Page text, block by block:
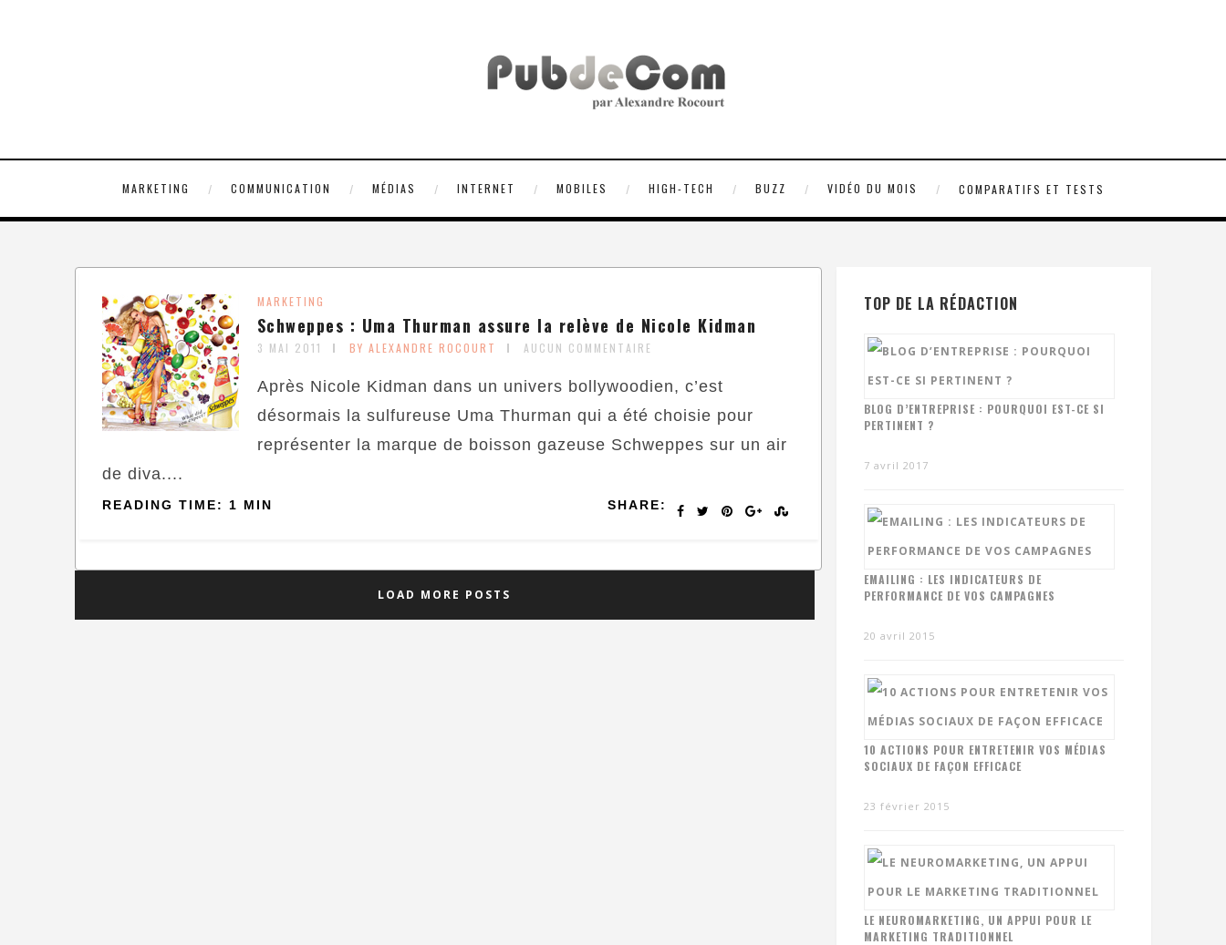
MARKETING COMMUNICATION MÉDIAS INTERNET MOBILES HIGH-TECH BUZZ VIDÉO DU MOIS COMPARATIFS ET TESTS
MARKETING
Schweppes : Uma Thurman assure la relève de Nicole Kidman
3 MAI 2011 BY ALEXANDRE ROCOURT AUCUN COMMENTAIRE
Après Nicole Kidman dans un univers bollywoodien, c’est
désormais la sulfureuse Uma Thurman qui a été choisie pour
représenter la marque de boisson gazeuse Schweppes sur un air
de diva....
SHARE:
READING TIME: 1 MIN
LOAD MORE POSTS
TOP DE LA RÉDACTION
BLOG D’ENTREPRISE : POURQUOI EST-CE SI
PERTINENT ?
7 avril 2017
EMAILING : LES INDICATEURS DE
PERFORMANCE DE VOS CAMPAGNES
20 avril 2015
10 ACTIONS POUR ENTRETENIR VOS MÉDIAS
SOCIAUX DE FAÇON EFFICACE
23 février 2015
LE NEUROMARKETING, UN APPUI POUR LE
MARKETING TRADITIONNEL